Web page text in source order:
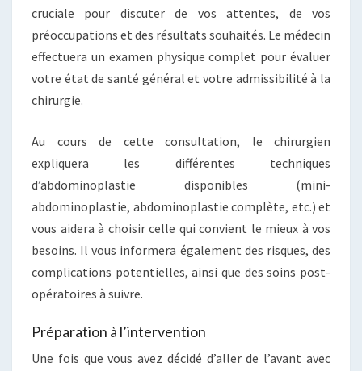
cruciale pour discuter de vos attentes, de vos
préoccupations et des résultats souhaités. Le médecin
effectuera un examen physique complet pour évaluer
votre état de santé général et votre admissibilité à la
chirurgie.
Au cours de cette consultation, le chirurgien
expliquera les différentes techniques
d’abdominoplastie disponibles (mini-
abdominoplastie, abdominoplastie complète, etc.) et
vous aidera à choisir celle qui convient le mieux à vos
besoins. Il vous informera également des risques, des
complications potentielles, ainsi que des soins post-
opératoires à suivre.
Préparation à l’intervention
Une fois que vous avez décidé d’aller de l’avant avec